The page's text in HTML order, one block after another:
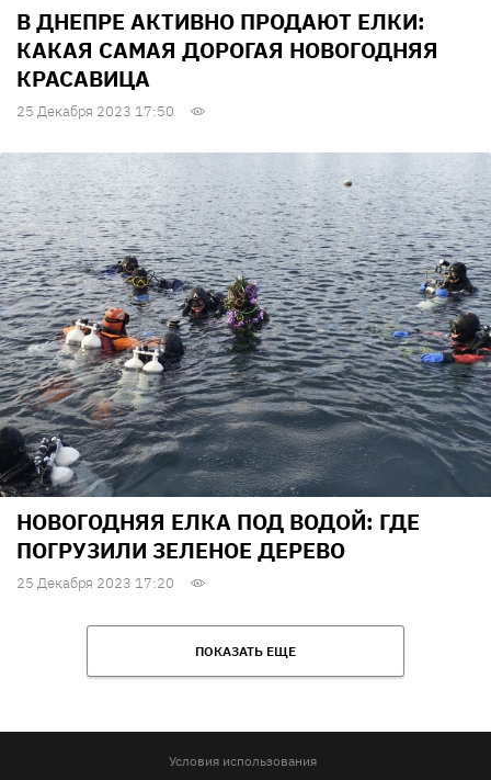
В ДНЕПРЕ АКТИВНО ПРОДАЮТ ЕЛКИ:
КАКАЯ САМАЯ ДОРОГАЯ НОВОГОДНЯЯ
КРАСАВИЦА
25 Декабря 2023 17:50
НОВОГОДНЯЯ ЕЛКА ПОД ВОДОЙ: ГДЕ
ПОГРУЗИЛИ ЗЕЛЕНОЕ ДЕРЕВО
25 Декабря 2023 17:20
ПОКАЗАТЬ ЕЩЕ
Условия использования